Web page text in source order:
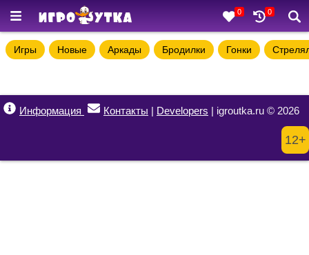
0 0
Игры Новые Аркады Бродилки Гонки
Информация Контакты | Developers | igroutka.ru © 2026
12+